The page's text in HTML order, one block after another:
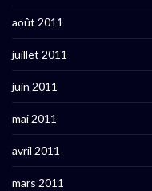
août 2011
juillet 2011
juin 2011
mai 2011
avril 2011
mars 2011